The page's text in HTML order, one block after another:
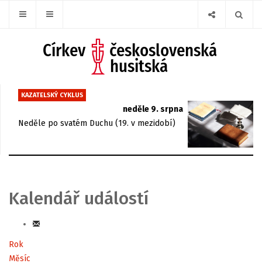
KAZATELSKÝ CYKLUS
neděle 9. srpna
Neděle po svatém Duchu (19. v mezidobí)
Kalendář událostí
Rok
Měsíc